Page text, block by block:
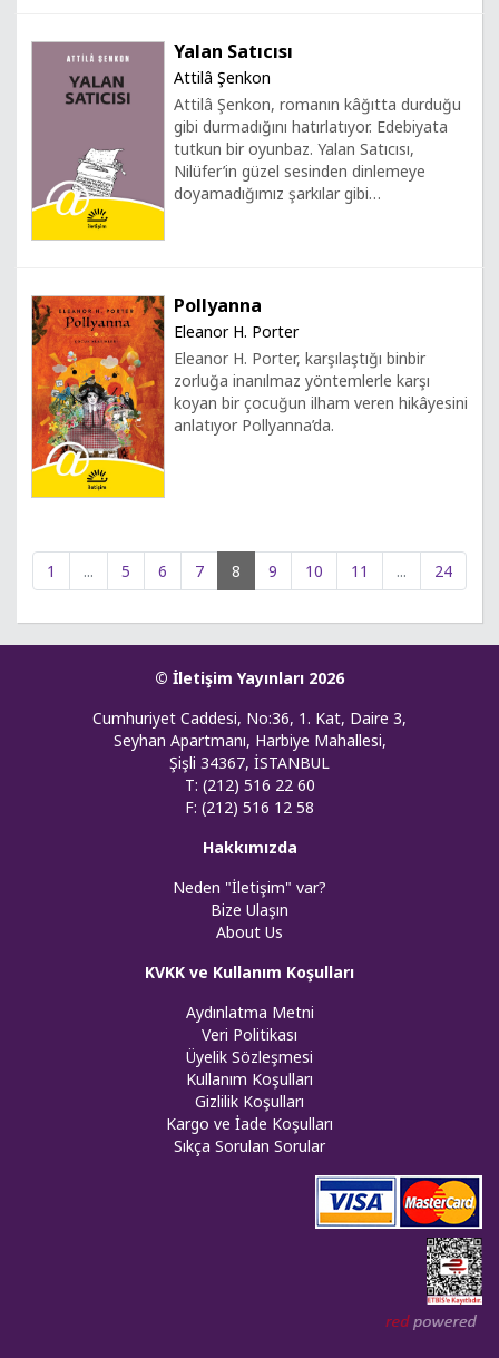
Yalan Satıcısı
Attilâ Şenkon
Attilâ Şenkon, romanın kâğıtta durduğu
gibi durmadığını hatırlatıyor. Edebiyata
tutkun bir oyunbaz. Yalan Satıcısı,
Nilüfer’in güzel sesinden dinlemeye
doyamadığımız şarkılar gibi…
Pollyanna
Eleanor H. Porter
Eleanor H. Porter, karşılaştığı binbir
zorluğa inanılmaz yöntemlerle karşı
koyan bir çocuğun ilham veren hikâyesini
anlatıyor Pollyanna’da.
1 ... 5 6 7 8 9 10 11 ... 24
© İletişim Yayınları 2026
Cumhuriyet Caddesi, No:36, 1. Kat, Daire 3,
Seyhan Apartmanı, Harbiye Mahallesi,
Şişli 34367, İSTANBUL
T: (212) 516 22 60
F: (212) 516 12 58
Hakkımızda
Neden "İletişim" var?
Bize Ulaşın
About Us
KVKK ve Kullanım Koşulları
Aydınlatma Metni
Veri Politikası
Üyelik Sözleşmesi
Kullanım Koşulları
Gizlilik Koşulları
Kargo ve İade Koşulları
Sıkça Sorulan Sorular
Web